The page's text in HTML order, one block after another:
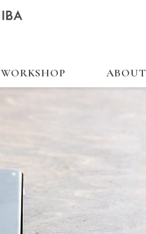
WORKSHOP ABOUT